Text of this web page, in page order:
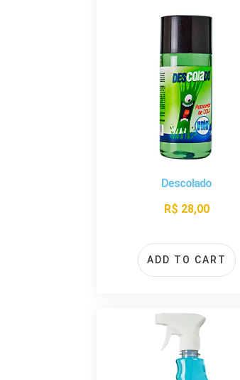
Descolado
R$ 28,00
ADD TO CART